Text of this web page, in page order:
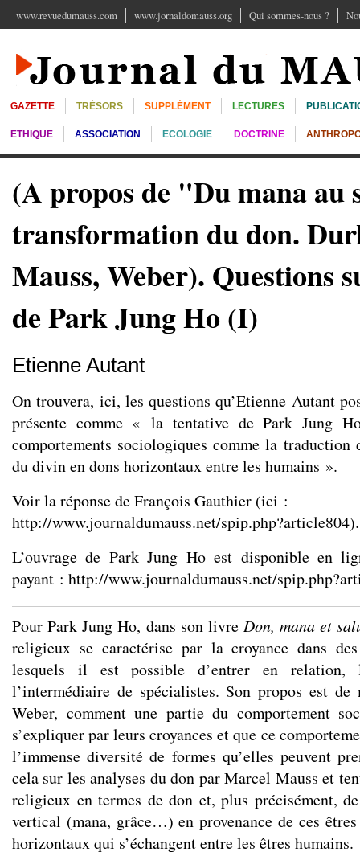
www.revuedumauss.com www.jornaldomauss.org Qui sommes-nous ?
GAZETTE TRÉSORS SUPPLÉMENT LECTURES
ETHIQUE ASSOCIATION ECOLOGIE DOCTRINE
(A propos de "Du mana au
transformation du don.
Mauss, Weber). Questions
de Park Jung Ho (I)
Etienne Autant
On trouvera, ici, les questions qu’Etienne Autant
présente comme « la tentative de Park Jung
comportements sociologiques comme la traduction
du divin en dons horizontaux entre les humains ».
Voir la réponse de François Gauthier (ici :
http://www.journaldumauss.net/spip.php?article804).
L’ouvrage de Park Jung Ho est disponible en
payant : http://www.journaldumauss.net/
Pour Park Jung Ho, dans son livre Don, mana et
religieux se caractérise par la croyance dans
lesquels il est possible d’entrer en relation,
l’intermédiaire de spécialistes. Son propos est
Weber, comment une partie du comportement
s’expliquer par leurs croyances et que ce
l’immense diversité de formes qu’elles peuvent
cela sur les analyses du don par Marcel Mauss et
religieux en termes de don et, plus précisément,
vertical (mana, grâce…) en provenance de ces
horizontaux qui s’échangent entre les êtres humains.